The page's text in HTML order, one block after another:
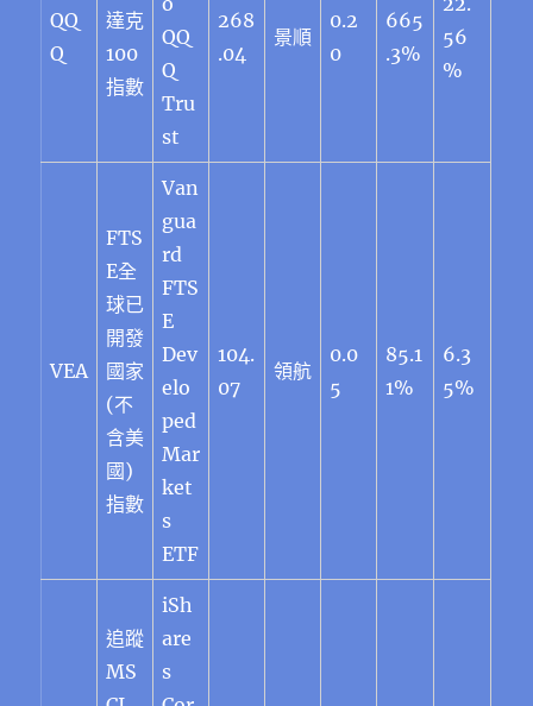
QQ
Q
達克
100
指數
QQ
Q
Tru
st
268
.04
景順
0.2
0
665
.3%
56
%
VEA
FTS
E全
球已
開發
國家
(不
含美
國)
指數
Van
gua
rd
FTS
E
Dev
elo
ped
Mar
ket
s
ETF
104.
07
領航
0.0
5
85.1
1%
6.3
5%
追蹤
MS
iSh
are
s